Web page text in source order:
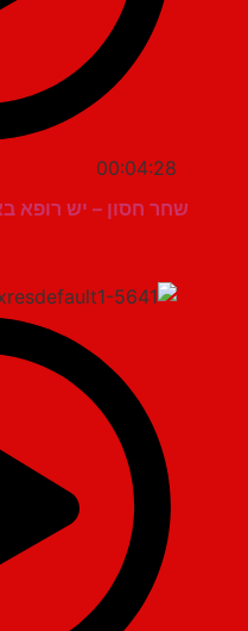
00:04:28
שחר חסון – יש רופא באולם?